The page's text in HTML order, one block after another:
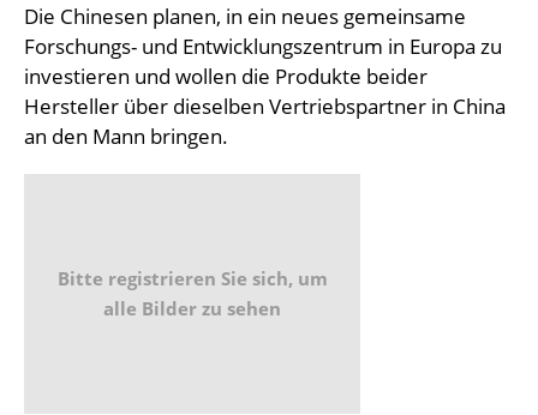
Die Chinesen planen, in ein neues gemeinsame
Forschungs- und Entwicklungszentrum in Europa zu
investieren und wollen die Produkte beider
Hersteller über dieselben Vertriebspartner in China
an den Mann bringen.
Bitte registrieren Sie sich, um
alle Bilder zu sehen